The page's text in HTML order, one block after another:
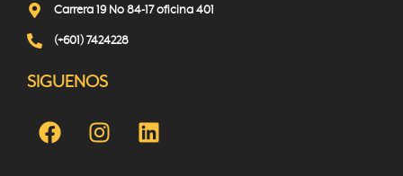
Carrera 19 No 84-17 oficina 401
(+601) 7424228
SIGUENOS